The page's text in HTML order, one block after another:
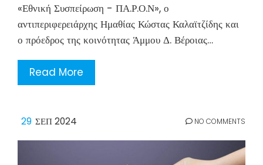
«Εθνική Συσπείρωση - ΠΑ.Ρ.Ο.Ν», ο
αντιπεριφερειάρχης Ημαθίας Κώστας Καλαϊτζίδης και
ο πρόεδρος της κοινότητας Άμμου Δ. Βέροιας…
Read More
29 ΣΕΠ 2024 NO COMMENTS